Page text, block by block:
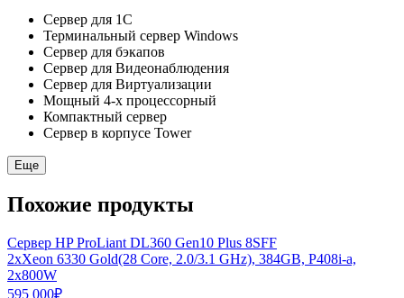
Сервер для 1С
Терминальный сервер Windows
Сервер для бэкапов
Сервер для Видеонаблюдения
Сервер для Виртуализации
Мощный 4-х процессорный
Компактный сервер
Сервер в корпусе Tower
Еще
Похожие продукты
Сервер HP ProLiant DL360 Gen10 Plus 8SFF
2xXeon 6330 Gold(28 Core, 2.0/3.1 GHz), 384GB, P408i-a,
2x800W
595 000₽